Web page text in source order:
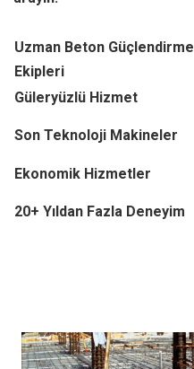
Uzman Beton Güçlendirme
Ekipleri
Güleryüzlü Hizmet
Son Teknoloji Makineler
Ekonomik Hizmetler
20+ Yıldan Fazla Deneyim